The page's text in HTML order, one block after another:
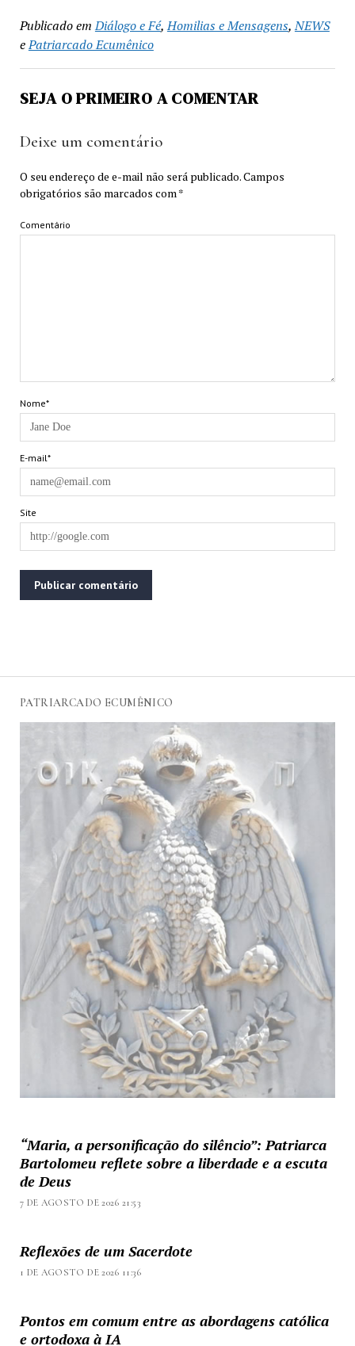
PATRIARCADO ECUMÊNICO
“Maria, a personificação do silêncio”: Patriarca
Bartolomeu reflete sobre a liberdade e a escuta
de Deus
7 DE AGOSTO DE 2026 21:53
Reflexões de um Sacerdote
1 DE AGOSTO DE 2026 11:36
Pontos em comum entre as abordagens católica
e ortodoxa à IA
Publicado em Diálogo e Fé,Homilias e Mensagens,NEWS
ePatriarcado Ecumênico
SEJA O PRIMEIRO A COMENTAR
Deixe um comentário
O seu endereço de e-mail não será publicado.Campos
obrigatórios são marcados com *
Comentário
Nome*
E-mail*
Site